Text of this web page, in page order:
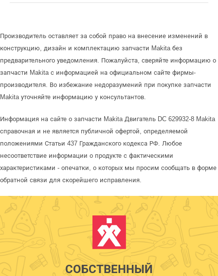
Производитель оставляет за собой право на внесение изменений в
конструкцию, дизайн и комплектацию запчасти Makita без
предварительного уведомления. Пожалуйста, сверяйте информацию о
запчасти Makita с информацией на официальном сайте фирмы-
производителя. Во избежание недоразумений при покупке запчасти
Makita уточняйте информацию у консультантов.
Информация на сайте о запчасти Makita Двигатель DC 629932-8 Makita
справочная и не является публичной офертой, определяемой
положениями Статьи 437 Гражданского кодекса РФ. Любое
несоответствие информации о продукте с фактическими
характеристиками - опечатки, о которых мы просим сообщать в форме
обратной связи для скорейшего исправления.
СОБСТВЕННЫЙ